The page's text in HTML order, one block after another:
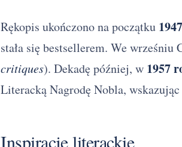
Rękopis ukończono na początku
stała się bestsellerem. We
critiques). Dekadę później, w 1957
Literacką Nagrodę Nobla, wskazując
Inspiracje literackie